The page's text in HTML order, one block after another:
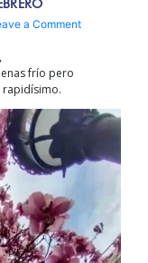
a Commenton
frío pero
rapidísimo.